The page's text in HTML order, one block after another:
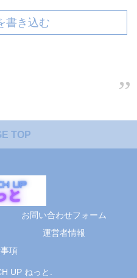
書き込む
TOP
お問い合わせフォーム
運営者情報
項
UP ねっと.